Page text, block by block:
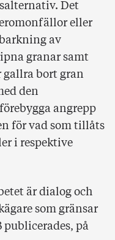
Det
eller
av
granar samt
gallra bort gran
den
angrepp
för vad som tillåts
i respektive
är dialog och
som gränsar
på